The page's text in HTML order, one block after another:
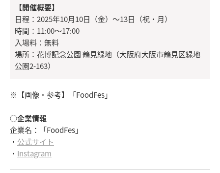
【開催概要】
日程：2025年10月10日（金）〜13日（祝・月）
時間：11:00～17:00
入場料：無料
場所：花博記念公園 鶴見緑地（大阪府大阪市鶴見区緑地
公園2-163）
※【画像・参考】「FoodFes」
○企業情報
企業名：「FoodFes」
・ 公式サイト
・ Instagram